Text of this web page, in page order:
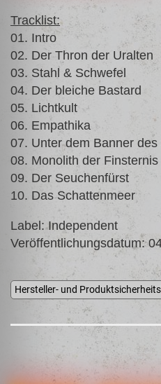
Tracklist:
01. Intro
02. Der Thron der Uralten
03. Stahl & Schwefel
04. Der bleiche Bastard
05. Lichtkult
06. Empathika
07. Unter dem Banner
08. Monolith der Finsternis
09. Der Seuchenfürst
10. Das Schattenmeer
Label: Independent
Veröffentlichungsdatum:
Hersteller- und
Totenwache GbR - Meno Stürmer
Achterstraße 9
25355 Bullenkuhlen
totenwachehorde@gmail.com